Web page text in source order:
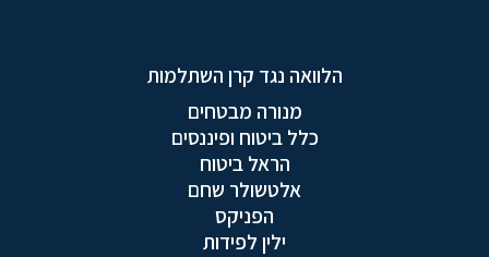
הלוואה נגד קרן השתלמות
מנורה מבטחים
כלל ביטוח ופיננסים
הראל ביטוח
אלטשולר שחם
הפניקס
ילין לפידות